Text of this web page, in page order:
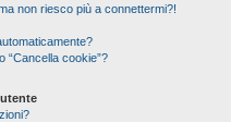
non riesco più a connettermi?!
“Cancella cookie”?